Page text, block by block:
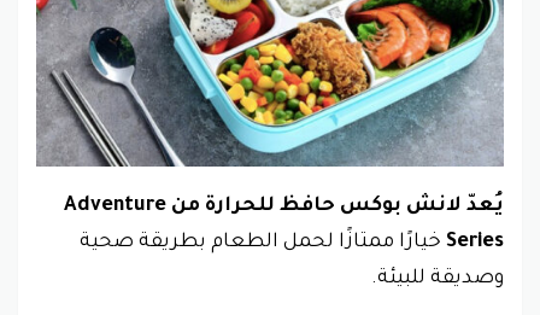
يُعدّ لانش بوكس حافظ للحرارة من Adventure
Series خيارًا ممتازًا لحمل الطعام بطريقة صحية
وصديقة للبيئة.